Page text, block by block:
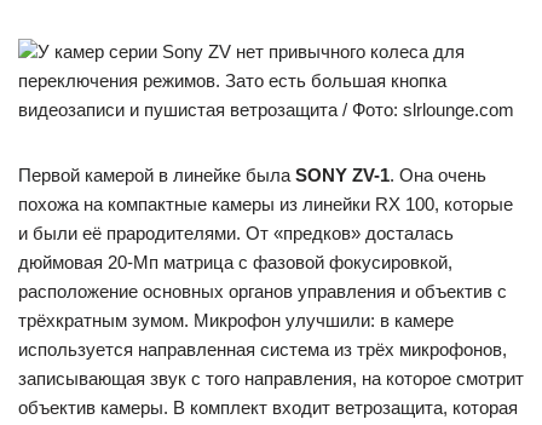
У камер серии Sony ZV нет привычного колеса для
переключения режимов. Зато есть большая кнопка
видеозаписи и пушистая ветрозащита / Фото: slrlounge.com
Первой камерой в линейке была SONY ZV-1. Она очень
похожа на компактные камеры из линейки RX 100, которые
и были её прародителями. От «предков» досталась
дюймовая 20-Мп матрица с фазовой фокусировкой,
расположение основных органов управления и объектив с
трёхкратным зумом. Микрофон улучшили: в камере
используется направленная система из трёх микрофонов,
записывающая звук с того направления, на которое смотрит
объектив камеры. В комплект входит ветрозащита, которая